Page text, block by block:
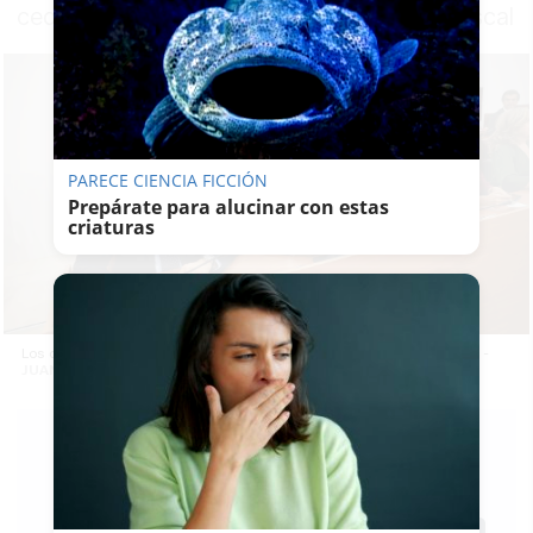
ceder en el pacto con la formación de Abascal
Los diputados de Vox en el Parlamento andaluz, la pasada semana. -
PABLO FDEZ.
QUINTANILLA
15/06/2026 Actualizado: 15/06/2026 - 12:06
PARECE CIENCIA FICCIÓN
Prepárate para alucinar con estas
criaturas